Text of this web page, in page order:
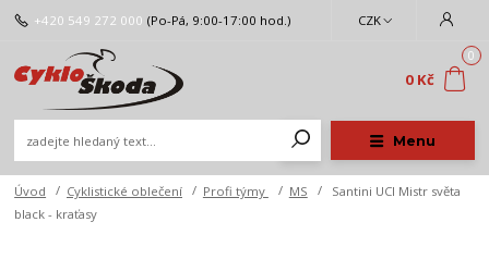
Menu
CZK
+420 549 272 000 (Po-Pá, 9:00-17:00 hod.)
0
0 Kč
Úvod Cyklistické oblečení Profi týmy MS
Santini UCI Mistr světa
black - kraťasy